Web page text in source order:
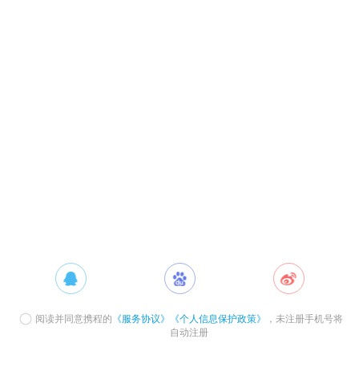
阅读并同意携程的 《服务协议》 《个人信息保护政策》
，未注册手机号将
自动注册